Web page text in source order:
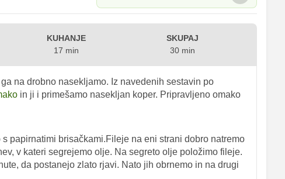
KUHANJE
17 min
SKUPAJ
30 min
na drobno nasekljamo. Iz navedenih sestavin po
in ji i primešamo nasekljan koper. Pripravljeno omako
papirnatimi brisačkami.Fileje na eni strani dobro natremo
v kateri segrejemo olje. Na segreto olje položimo fileje.
da postanejo zlato rjavi. Nato jih obrnemo in na drugi